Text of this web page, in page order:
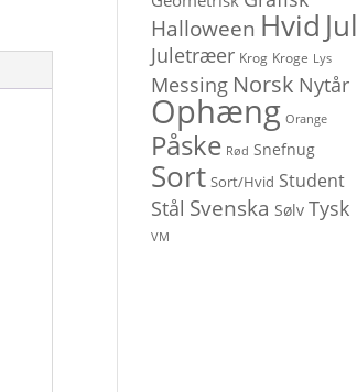
Halloween Hvid Jul
Juletræer Krog Kroge Lys
Messing Norsk Nytår
Ophæng Orange
Påske Rød Snefnug
Sort Sort/Hvid Student
Stål Svenska Sølv Tysk
VM